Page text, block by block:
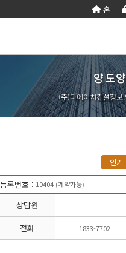
홈
회사
소개
사업
영역
합
건
설
업
토목건축
공사업
경설비공
조경공사
전문건설업
지반조성·포
장공사업
실내건
사업
도장·습식·방 조경식
비계공
비공사업
철도·궤
사업
철강구조물공
양도
양수
리스
트
공
제
조
합
실
태
조
사
법령
서식
국가
계약
법령
관계
서식
실질
자본
금
계산
기
양도
(주)디에이치건설정보
인기
등록번호 : 10404 (계약가능)
상담원
전화 1833-7702